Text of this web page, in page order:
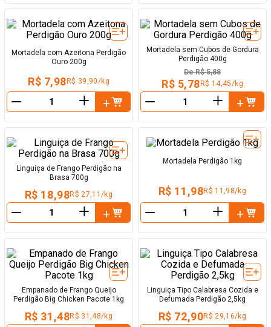
Mortadela com Azeitona Perdigão
Ouro 200g
R$ 7,98 R$ 39,90/kg
＋
Mortadela sem Cubos de Gordura
Perdigão 400g
De R$ 5,88
R$ 5,78 R$ 14,45/kg
＋
Linguiça de Frango Perdigão na
Brasa 700g
R$ 18,98R$ 27,11/kg
＋
Mortadela Perdigão 1kg
R$ 11,98R$ 11,98/kg
＋
Empanado de Frango Queijo
Perdigão Big Chicken Pacote 1kg
R$ 31,48R$ 31,48/kg
Linguiça Tipo Calabresa Cozida e
Defumada Perdigão 2,5kg
R$ 72,90R$ 29,16/kg